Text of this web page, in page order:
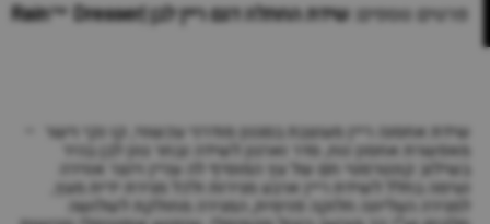
פרטים נוספים:שידת החתלה דגם ריין לבן |Rain™ Dresser
שידת אחסנה ריין מעוצבת בסגנון מודרני עכשווי, קו נקי וישר –
מאפשרת אחסון נוח, סדר וארגון.לשידה נבחר גוון לבן בהיר
בשילוב קונטרסטי חם של עץ המוסיף לה עניין ויוצר אווירה
נעימה בחלל.לשידת ריין ארבע מגירות ולכל מגירת ידית מעץ,
למגירה העליונה חלוקה פנימית, המגירה מחולקת לשלושה